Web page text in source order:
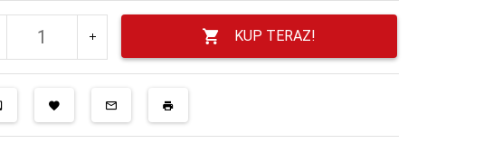
KUP TERAZ!